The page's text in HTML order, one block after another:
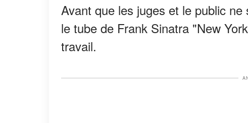
Avant que les juges et le public
le tube de Frank Sinatra "New
travail.